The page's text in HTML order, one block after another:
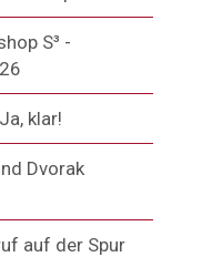
S³ -
klar!
Dvorak
auf der Spur